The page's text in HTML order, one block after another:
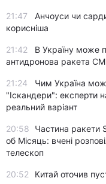
21:47
Анчоуси чи
корисніша
21:42
В Україну може
антидронова ракета
21:24
Чим Україна
"Іскандери": експерти
реальний варіант
20:58
Частина ракети
об Місяць: вчені
телескоп
20:52
Китай оточив